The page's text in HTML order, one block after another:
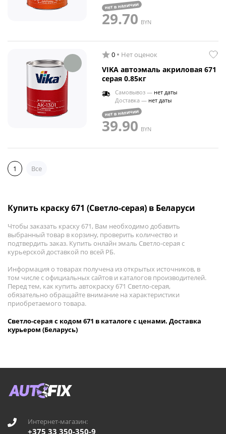
нет в наличии
29.70 BYN
0 Нет оценок
VIKA автоэмаль акриловая 671
серая 0.85кг
Самовывоз — нет даты
Доставка — нет даты
нет в наличии
39.90 BYN
1 Все
Купить краску 671 (Светло-серая) в Беларуси
Чтобы заказать краску 671, Вам необходимо добавить
выбранный товар в корзину, проверить количество и
подтвердить заказ. Купить онлайн эмаль Светло-серая с
курьерской доставкой по всей РБ.
Информация о товарах получена из открытых источников, в
том числе с официальных сайтов и каталогов производителей.
Перед тем, как купить автокраску 671 Светло-серая,
обязательно обращайте внимание на характеристики
приобретаемого товара.
Светло-серая с кодом 671 в каталоге с ценами. Доставка
курьером (Беларусь)
Интернет-магазин:
+375 33 350-350-9